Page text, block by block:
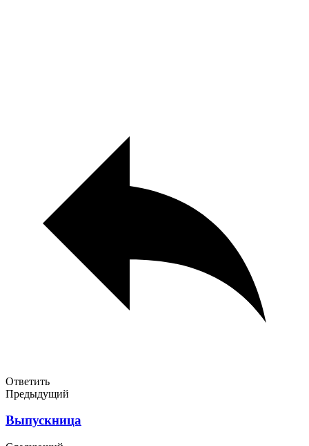
Ответить
Предыдущий
Выпускница